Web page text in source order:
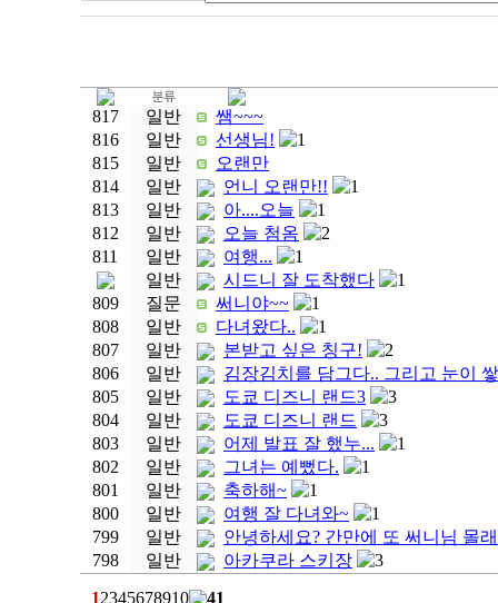
817 일반
쌤~~~
816
일반 선생님!
1
815
일반
오랜만
814
일반 언니 오랜만!!
1
813
일반 아....오늘
1
812
일반 오늘 첨옴
2
811
일반 여행...
1
일반
시드니 잘 도착했다
1
809
질문 써니야~~
1
808
일반 다녀왔다..
1
807
일반 본받고 싶은 칭구!
2
806
일반
김장김치를 담그다.. 그리고 눈이
805
일반 도쿄 디즈니 랜드3
3
804
일반 도쿄 디즈니 랜드
3
803
일반 어제 발표 잘 했누...
1
802
일반 그녀는 예뻤다.
1
801
일반 축하해~
1
800
일반 여행 잘 다녀와~
1
799
일반
안녕하세요? 간만에 또 써니님 몰
798
일반 아카쿠라 스키장
3
12345678910 41